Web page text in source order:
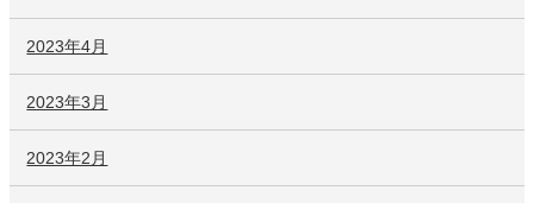
2023年4月
2023年3月
2023年2月